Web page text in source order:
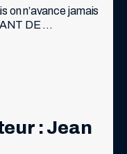
on n’avance jamais
DE
INVALIDES Pif :
: Jean